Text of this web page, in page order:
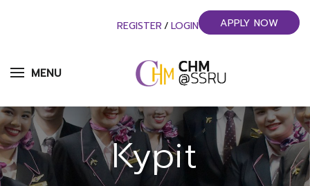
MENU
REGISTER / LOGIN APPLY NOW
Kypit